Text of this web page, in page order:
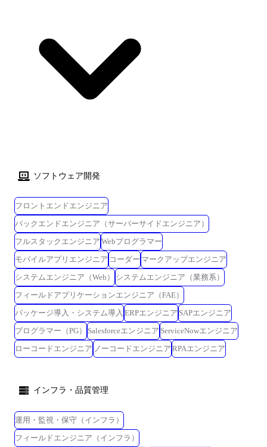
ソフトウェア開発
フロントエンドエンジニア
バックエンドエンジニア（サーバーサイドエンジニア）
フルスタックエンジニア Webプログラマー
モバイルアプリエンジニア コーダー マークアップエンジニア
システムエンジニア（Web）
システムエンジニア（業務系）
フィールドアプリケーションエンジニア（FAE）
パッケージ導入・システム導入 ERPエンジニア SAPエンジニア
プログラマー（PG）
Salesforceエンジニア ServiceNowエンジニア
ローコードエンジニア ノーコードエンジニア RPAエンジニア
インフラ・品質管理
運用・監視・保守（インフラ）
フィールドエンジニア（インフラ）